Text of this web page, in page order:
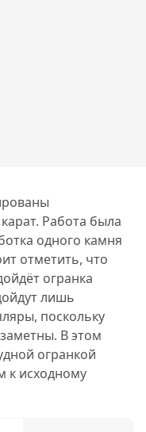
Работа была
одного камня
отметить, что
огранка
лишь
поскольку
В этом
огранкой
к исходному